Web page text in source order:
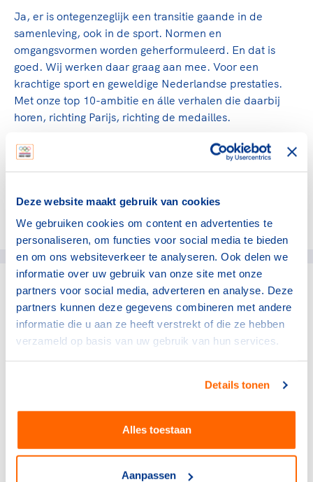
Deze website maakt gebruik van cookies
We gebruiken cookies om content en advertenties te
personaliseren, om functies voor social media te bieden
en om ons websiteverkeer te analyseren. Ook delen we
informatie over uw gebruik van onze site met onze
partners voor social media, adverteren en analyse. Deze
partners kunnen deze gegevens combineren met andere
informatie die u aan ze heeft verstrekt of die ze hebben
verzameld op basis van uw gebruik van hun services.
Details tonen
Alles toestaan
Aanpassen
Ja, er is ontegenzeglijk een transitie gaande in de
samenleving, ook in de sport. Normen en
omgangsvormen worden geherformuleerd. En dat is
goed. Wij werken daar graag aan mee. Voor een
krachtige sport en geweldige Nederlandse prestaties.
Met onze top 10-ambitie en álle verhalen die daarbij
horen, richting Parijs, richting de medailles.
André Cats, directeur topsport NOC*NSF
Marc van den Tweel, algemeen directeur NOC*NSF
Deel dit artikel op social media:
gerelateerde artikelen
Topsport
Pre-camp TeamNL in Mission
Topsport
Topsporters ontdekken
nieuwe perspectieven in
groepsprogramma KNVB en